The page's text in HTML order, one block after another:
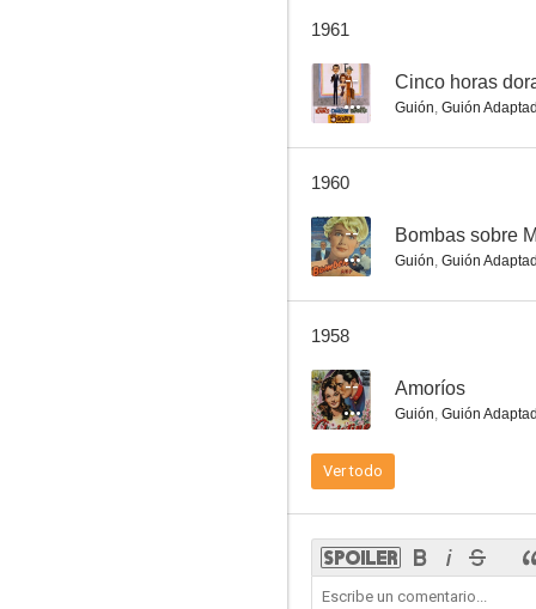
1961
-- Cinco horas
Guión, Guión
1960
-- Bombas sobre
Guión, Guión
1958
-- Amoríos
Guión, Guión
Ver todo